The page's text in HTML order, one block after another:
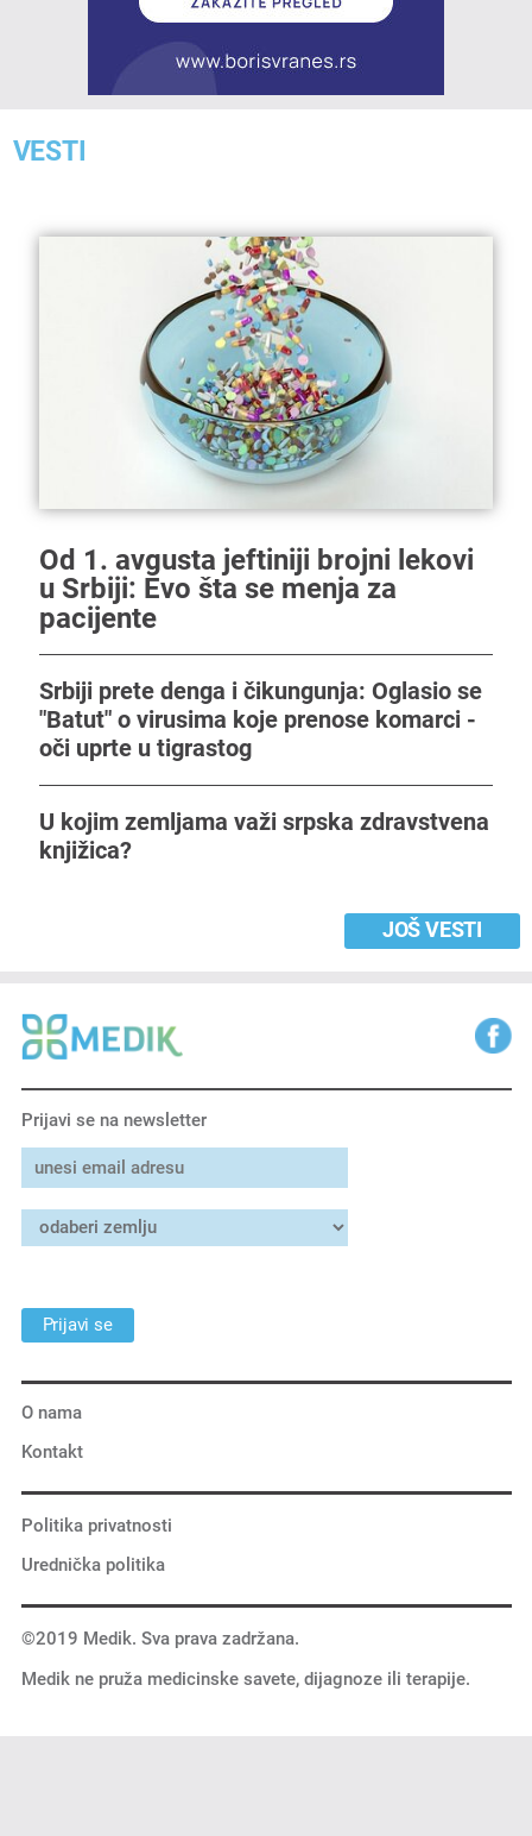
VESTI
Od 1. avgusta jeftiniji brojni lekovi
u Srbiji: Evo šta se menja za
pacijente
Srbiji prete denga i čikungunja: Oglasio se
"Batut" o virusima koje prenose komarci -
oči uprte u tigrastog
U kojim zemljama važi srpska zdravstvena
knjižica?
JOŠ VESTI
©2019 Medik. Sva prava zadržana.
Medik ne pruža medicinske savete, dijagnoze ili terapije.
O nama
Kontakt
Politika privatnosti
Urednička politika
Prijavi se na newsletter
Prijavi se